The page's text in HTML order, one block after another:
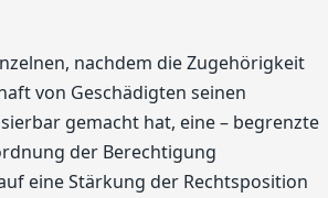
nachdem die Zugehörigkeit
von Geschädigten seinen
gemacht hat, eine – begrenzte
der Berechtigung
eine Stärkung der Rechtsposition